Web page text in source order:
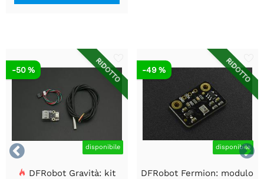


RIDOTTO
disponibile
-50 %
DFRobot Gravità: kit
RIDOTTO
disponibile
-49 %
DFRobot Fermion: modulo